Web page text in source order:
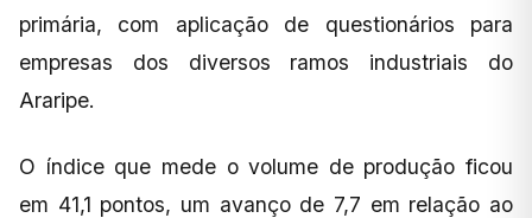
primária, com aplicação de questionários para
empresas dos diversos ramos industriais do
Araripe.
O índice que mede o volume de produção ficou
em 41,1 pontos, um avanço de 7,7 em relação ao